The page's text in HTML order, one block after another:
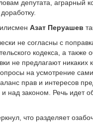
депутата, аграрный
Азат Перуашев
не согласны с
кодекса, а также
не предлагают никаких
на усмотрение
прав и интересов
над законом. Речь идет
что разделяет